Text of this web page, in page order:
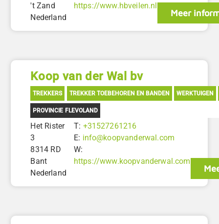
't Zand
Nederland
https://www.hbveilen.nl
Meer
Koop van der Wal bv
TREKKERS TREKKER TOEBEHOREN EN BANDEN WERKTUIGEN
PROVINCIE FLEVOLAND
Het Rister
3
8314 RD
Bant
Nederland
T: +31527261216
E: info@koopvanderwal.com
W:
https://www.koopvanderwal.com